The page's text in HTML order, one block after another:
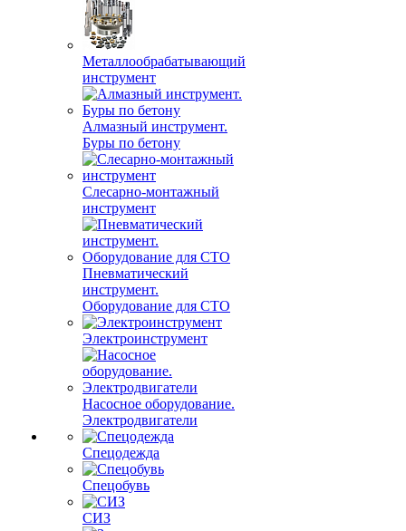
Металлообрабатывающий
инструмент
Алмазный инструмент.
Буры по бетону
Слесарно-монтажный
инструмент
Пневматический
инструмент.
Оборудование для СТО
Электроинструмент
Насосное оборудование.
Электродвигатели
Спецодежда
Спецобувь
СИЗ